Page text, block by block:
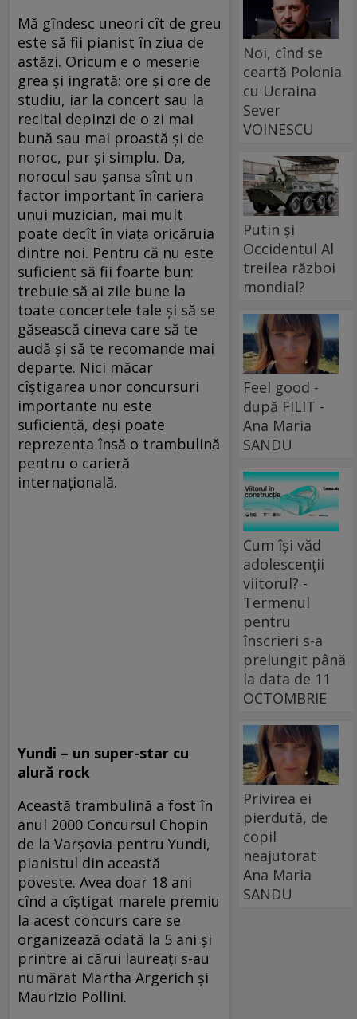
Mă gîndesc uneori cît de greu
este să fii pianist în ziua de
astăzi. Oricum e o meserie
grea şi ingrată: ore şi ore de
studiu, iar la concert sau la
recital depinzi de o zi mai
bună sau mai proastă şi de
noroc, pur şi simplu. Da,
norocul sau şansa sînt un
factor important în cariera
unui muzician, mai mult
poate decît în viaţa oricăruia
dintre noi. Pentru că nu este
suficient să fii foarte bun:
trebuie să ai zile bune la
toate concertele tale şi să se
găsească cineva care să te
audă şi să te recomande mai
departe. Nici măcar
cîştigarea unor concursuri
importante nu este
suficientă, deşi poate
reprezenta însă o trambulină
pentru o carieră
internaţională.
Yundi – un super-star cu
alură rock
Această trambulină a fost în
anul 2000 Concursul Chopin
de la Varşovia pentru Yundi,
pianistul din această
poveste. Avea doar 18 ani
cînd a cîştigat marele premiu
la acest concurs care se
organizează odată la 5 ani şi
printre ai cărui laureaţi s-au
numărat Martha Argerich şi
Maurizio Pollini.
Noi, cînd se
ceartă Polonia
cu Ucraina
Sever
VOINESCU
Putin și
Occidentul Al
treilea război
mondial?
Feel good -
după FILIT -
Ana Maria
SANDU
Cum își văd
adolescenții
viitorul? -
Termenul
pentru
înscrieri s-a
prelungit până
la data de 11
OCTOMBRIE
Privirea ei
pierdută, de
copil
neajutorat
Ana Maria
SANDU